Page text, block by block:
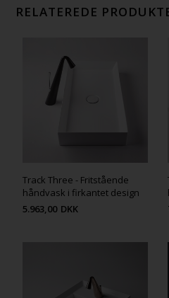
RELATEREDE
Track Three - Fritstående
håndvask i firkantet design
5.963,00 DKK